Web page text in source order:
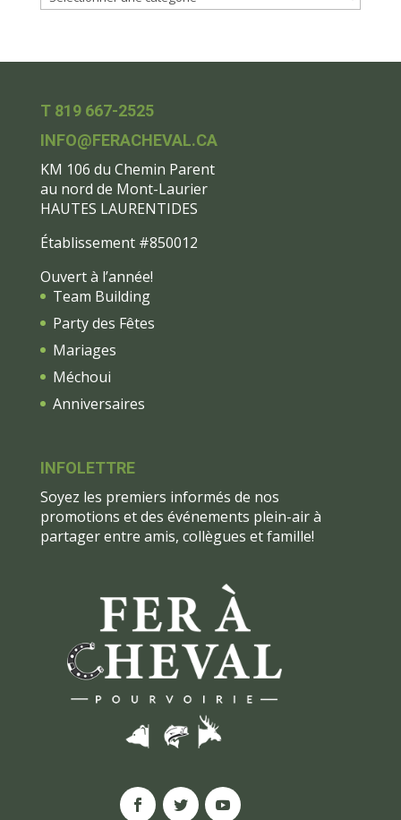
T 819 667-2525
INFO@FERACHEVAL.CA
KM 106 du Chemin Parent
au nord de Mont-Laurier
HAUTES LAURENTIDES
Établissement #850012
Ouvert à l’année!
Team Building
Party des Fêtes
Mariages
Méchoui
Anniversaires
INFOLETTRE
Soyez les premiers informés de nos
promotions et des événements plein-air à
partager entre amis, collègues et famille!